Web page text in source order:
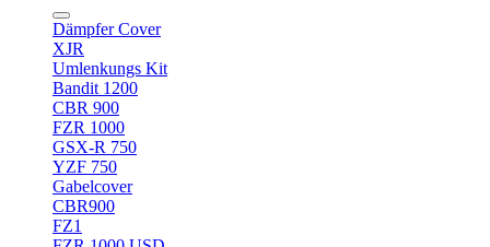
Dämpfer Cover
XJR
Umlenkungs Kit
Bandit 1200
CBR 900
FZR 1000
GSX-R 750
YZF 750
Gabelcover
CBR900
FZ1